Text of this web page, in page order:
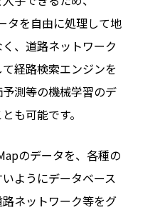
タを自由に処理して地
、道路ネットワーク
経路検索エンジンを
測等の機械学習のデ
も可能です。
のデータを、各種の
ようにデータベース
ネットワーク等をグ